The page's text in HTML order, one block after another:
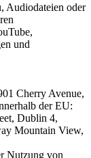
Audiodateien oder
und
Cherry Avenue,
der EU:
Dublin 4,
Mountain View,
Nutzung von